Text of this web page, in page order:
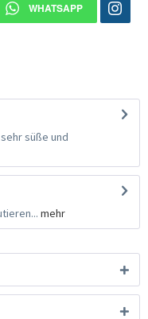
WHATSAPP
süße und
mehr